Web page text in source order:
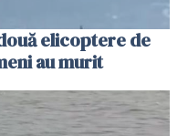
elicoptere de
au murit